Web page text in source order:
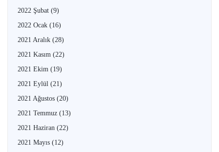
2022 Şubat (9)
2022 Ocak (16)
2021 Aralık (28)
2021 Kasım (22)
2021 Ekim (19)
2021 Eylül (21)
2021 Ağustos (20)
2021 Temmuz (13)
2021 Haziran (22)
2021 Mayıs (12)